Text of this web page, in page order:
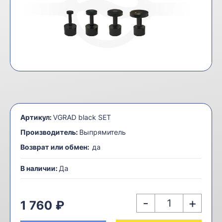
Артикул:VGRAD black SET
Производитель: Выпрямитель
Возврат или обмен: да
В наличии: Да
1 760 ₽ - +